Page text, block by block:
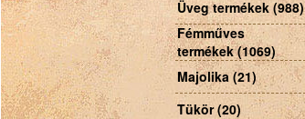
Üveg termékek (988)
Fémműves
termékek (1069)
Majolika (21)
Tükör (20)